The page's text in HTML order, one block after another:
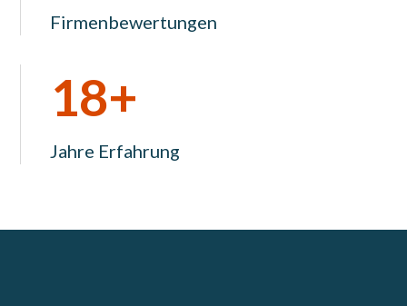
Firmenbewertungen
18+
Jahre Erfahrung